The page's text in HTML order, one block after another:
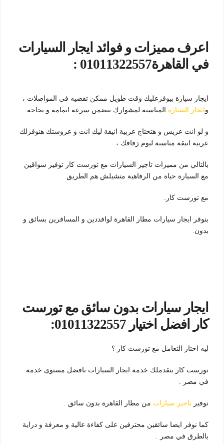
اعرف مميزات و فوائد ايجار السيارات
في القاهرة01011322557 :
ايجار سيارة بيوفرعليك وقت طويل ممكن تقضيه في المواصلات ،
و ايجار السيارة المناسبة لمشوارك بيضمن سرعة اتمامه و نجاحه.
و لو انت عريس و هتحتاج عربية انيقة ليك انت و عروستك هنوفرلك
عربية انيقة مناسبة ليوم زفافك ،
بالتالي من مميزات تاجير السيارات مع تورست كار توفير سواقين
مع السيارة حياة من الرفاهية متشيلش هم الطريق
مع تورست كار.
بنوفر ايجار سيارات مطار القاهرة لوافددين و المسافرين بسائق و
بدون.
ايجار سيارات بدون سائق مع تورست
كار افضل اختيار 01011322557:
ليه اختار التعامل مع تورست كار ؟
تورست كار بتقدملك خدمة ايجار السيارات بافضل مستوى خدمة
في مصر .
توفير تاجير سيارات من مطار القاهرة بدون سائق .
كما نوفر ايضا سائقين محترفين على كفاءة عالية و معرفة و دراية
بالطرق في مصر .